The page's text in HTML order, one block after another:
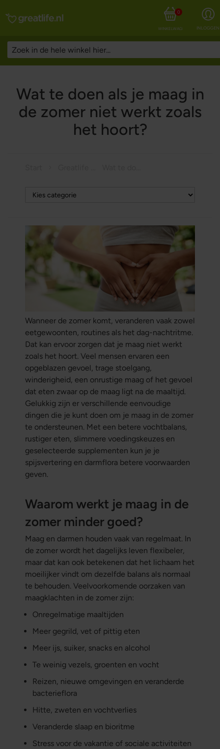
INLOGGEN
WINKELWAGEN
0
Wat te doen als je maag in
de zomer niet werkt zoals
het hoort?
Wanneer de zomer komt, veranderen vaak zowel
eetgewoonten, routines als het dag-nachtritme.
Dat kan ervoor zorgen dat je maag niet werkt
zoals het hoort. Veel mensen ervaren een
opgeblazen gevoel, trage stoelgang,
winderigheid, een onrustige maag of het gevoel
dat eten zwaar op de maag ligt na de maaltijd.
Gelukkig zijn er verschillende eenvoudige
dingen die je kunt doen om je maag in de zomer
te ondersteunen. Met een betere vochtbalans,
rustiger eten, slimmere voedingskeuzes en
geselecteerde supplementen kun je je
spijsvertering en darmflora betere voorwaarden
geven.
Waarom werkt je maag in de
zomer minder goed?
Maag en darmen houden vaak van regelmaat. In
de zomer wordt het dagelijks leven flexibeler,
maar dat kan ook betekenen dat het lichaam het
moeilijker vindt om dezelfde balans als normaal
te behouden. Veelvoorkomende oorzaken van
maagklachten in de zomer zijn:
Onregelmatige maaltijden
Meer gegrild, vet of pittig eten
Meer ijs, suiker, snacks en alcohol
Te weinig vezels, groenten en vocht
Reizen, nieuwe omgevingen en veranderde
bacterieflora
Hitte, zweten en vochtverlies
Veranderde slaap en bioritme
Stress voor de vakantie of sociale activiteiten